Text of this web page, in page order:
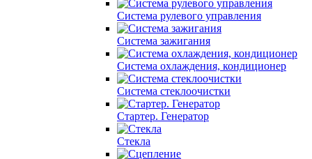
Система рулевого управления
Система зажигания
Система охлаждения, кондиционер
Система cтеклоочистки
Стартер. Генератор
Стекла